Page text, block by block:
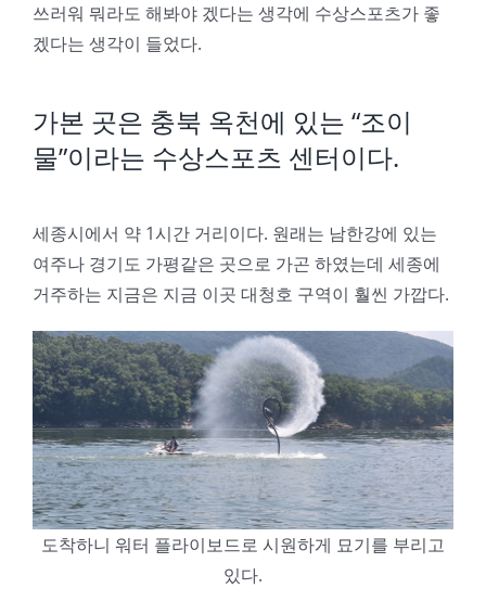
쓰러워 뭐라도 해봐야 겠다는 생각에 수상스포츠가 좋
겠다는 생각이 들었다.
가본 곳은 충북 옥천에 있는 “조이
물”이라는 수상스포츠 센터이다.
세종시에서 약 1시간 거리이다. 원래는 남한강에 있는
여주나 경기도 가평같은 곳으로 가곤 하였는데 세종에
거주하는 지금은 지금 이곳 대청호 구역이 훨씬 가깝다.
도착하니 워터 플라이보드로 시원하게 묘기를 부리고
있다.